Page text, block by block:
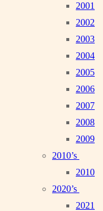
2001
2002
2003
2004
2005
2006
2007
2008
2009
2010’s
2010
2020’s
2021